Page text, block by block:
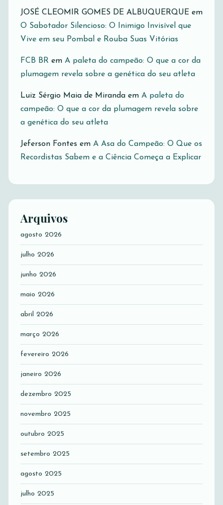
JOSÉ CLEOMIR GOMES DE ALBUQUERQUE em
O Sabotador Silencioso: O Inimigo Invisível que
Vive em seu Pombal e Rouba Suas Vitórias
FCB BR em A paleta do campeão: O que a cor da
plumagem revela sobre a genética do seu atleta
Luiz Sérgio Maia de Miranda em A paleta do
campeão: O que a cor da plumagem revela sobre
a genética do seu atleta
Jeferson Fontes em A Asa do Campeão: O Que os
Recordistas Sabem e a Ciência Começa a Explicar
Arquivos
agosto 2026
julho 2026
junho 2026
maio 2026
abril 2026
março 2026
fevereiro 2026
janeiro 2026
dezembro 2025
novembro 2025
outubro 2025
setembro 2025
agosto 2025
julho 2025